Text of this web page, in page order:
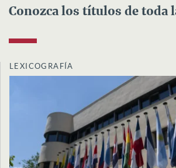
Conozca los títulos de toda
LEXICOGRAFÍA